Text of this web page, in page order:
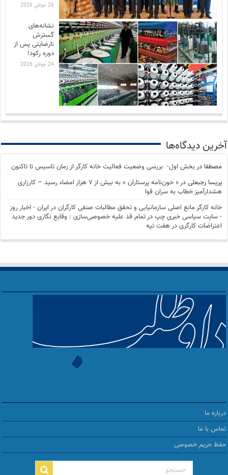
26 جولای 2026
نشانه‌های
گسترش
نارضایتی‌ پس از
دوره رکود!
24 جولای 2026
آخرین دیدگاه‌ها
مصطفا در بخش اول- بررسی وضعیت فعالیت خانه کارگر از زمان تاسیس تا تاکنون
پریسا رجبعلی در
« خون‌نامه پرستاران » به بیش از ۷ هزار امضاء رسید – کارزاری
هشدارآمیز خطاب به سران قوا
خانه کارگر مانع اصلی سازمانیابی و تحقق مطالبات صنفی کارگران در ایران - اخبار روز
- سايت سياسی خبری چپ درتمام قد علیه خصوصی‌سازی : وقایع نگاری دور جدید
اعتراضات کارگری در هفت تپه
درباره ما
تماس با ما
حفظ حریم خصوصی